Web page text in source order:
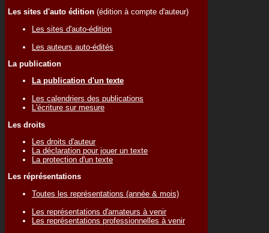
Les sites d'auto édition (édition à compte d'auteur)
Les sites d'auto-édition
Les auteurs auto-édités
La publication
La publication d'un texte
Les calendriers des publications
L'écriture sur mesure
Les droits
Les droits d'auteur
La déclaration pour jouer un texte
La protection d'un texte
Les réprésentations
Toutes les représentations (année & mois)
Les représentations d'amateurs à venir
Les représentations professionnelles à venir